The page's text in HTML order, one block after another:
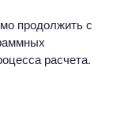
продолжить с
расчета.